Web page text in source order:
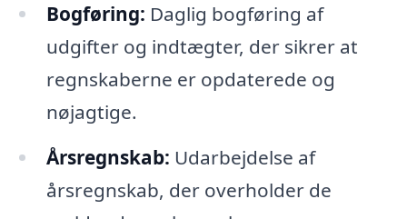
Bogføring: Daglig bogføring af
udgifter og indtægter, der sikrer at
regnskaberne er opdaterede og
nøjagtige.
Årsregnskab: Udarbejdelse af
årsregnskab, der overholder de